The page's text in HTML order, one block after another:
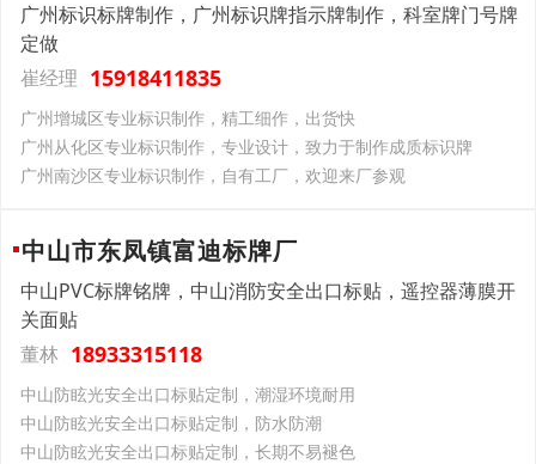
广州标识标牌制作，广州标识牌指示牌制作，科室牌门号牌
定做
崔经理 15918411835
广州增城区专业标识制作，精工细作，出货快
广州从化区专业标识制作，专业设计，致力于制作成质标识牌
广州南沙区专业标识制作，自有工厂，欢迎来厂参观
中山市东凤镇富迪标牌厂
中山PVC标牌铭牌，中山消防安全出口标贴，遥控器薄膜开
关面贴
董林 18933315118
中山防眩光安全出口标贴定制，潮湿环境耐用
中山防眩光安全出口标贴定制，防水防潮
中山防眩光安全出口标贴定制，长期不易褪色